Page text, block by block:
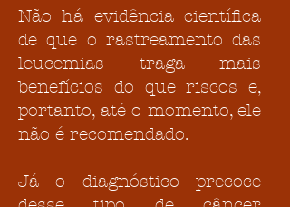
Não há evidência científica
de que o rastreamento das
leucemias traga mais
benefícios do que riscos e,
portanto, até o momento, ele
não é recomendado.
Já o diagnóstico precoce
desse tipo de câncer